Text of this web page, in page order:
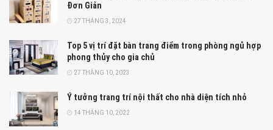
Đơn Giản
27 THÁNG 3, 2024
Top 5 vị trí đặt bàn trang điểm trong phòng ngủ hợp
phong thủy cho gia chủ
27 THÁNG 10, 2023
Ý tưởng trang trí nội thất cho nhà diện tích nhỏ
14 THÁNG 10, 2022